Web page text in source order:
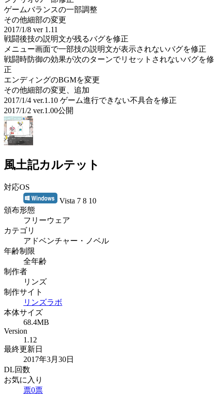
ゲームバランスの一部調整
その他細部の変更
2017/1/8 ver 1.11
戦闘後技の説明文が残るバグを修正
メニュー画面で一部技の説明文が表示されないバグを修正
戦闘時防御の効果が次のターンでリセットされないバグを修
正
エンディングのBGMを変更
その他細部の変更、追加
2017/1/4 ver.1.10 ゲーム進行できない不具合を修正
2017/1/2 ver.1.00公開
風土記カルテット
対応OS
Vista 7 8 10
頒布形態
フリーウェア
カテゴリ
アドベンチャー・ノベル
年齢制限
全年齢
制作者
リンズ
制作サイト
リンズラボ
本体サイズ
68.4MB
Version
1.12
最終更新日
2017年3月30日
DL回数
お気に入り
票0票